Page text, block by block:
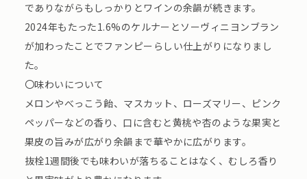
でありながらもしっかりとワインの余韻が続きます。
2024年もたった1.6%のケルナーとソーヴィニヨンブラン
が加わったことでファンピーらしい仕上がりになりまし
た。
〇味わいについて
メロンやべっこう飴、マスカット、ローズマリー、ピンク
ペッパーなどの香り、口に含むと黄桃や杏のような果実と
果皮の旨みが広がり余韻まで華やかに広がります。
抜栓1週間後でも味わいが落ちることはなく、むしろ香り